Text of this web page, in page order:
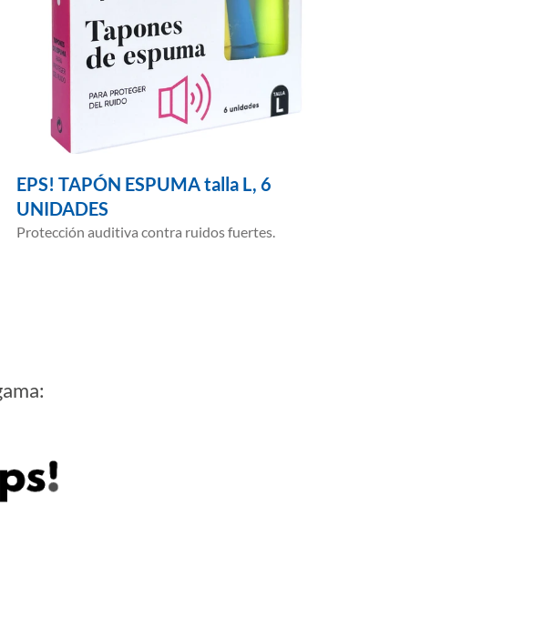
EPS! TAPÓN ESPUMA talla L, 6
UNIDADES
Protección auditiva contra ruidos fuertes.